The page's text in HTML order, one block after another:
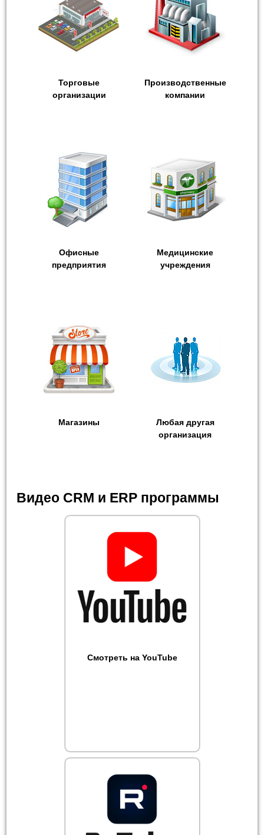
Торговые
организации
Производственные
компании
Офисные
предприятия
Медицинские
учреждения
Магазины
Любая другая
организация
Видео CRM и ERP программы
Смотреть на YouTube